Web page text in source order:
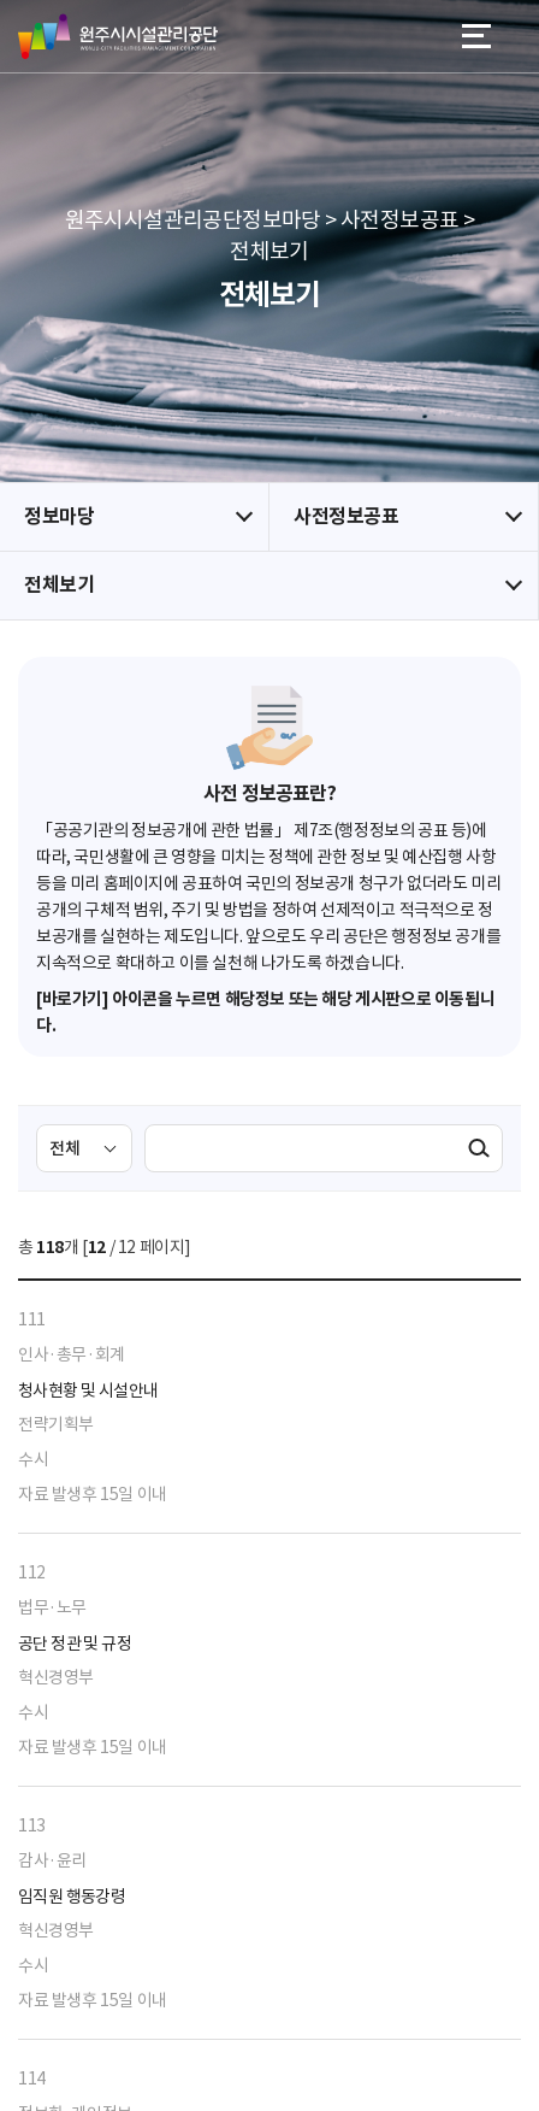
네
본문 바로가기
메뉴 바로가기
원
주
시
리
공
단
원주시시설관리공단정보마당 > 사전정보공표 >
전체보기
전체보기
정보마당 사전정보공표
전체보기
사전 정보공표란?
「공공기관의 정보공개에 관한 법률」 제7조(행정정보의 공표 등)에
따라, 국민생활에 큰 영향을 미치는 정책에 관한 정보 및 예산집행 사항
등을 미리 홈페이지에 공표하여 국민의 정보공개 청구가 없더라도 미리
공개의 구체적 범위, 주기 및 방법을 정하여 선제적이고 적극적으로 정
보공개를 실현하는 제도입니다. 앞으로도 우리 공단은 행정정보 공개를
지속적으로 확대하고 이를 실천해 나가도록 하겠습니다.
[바로가기] 아이콘을 누르면 해당정보 또는 해당 게시판으로 이동됩니
다.
검
색
선
택
색
검색실행
총 118개 [12 / 12 페이지]
111
인사·총무·회계
청사현황 및 시설안내
전략기획부
수시
자료 발생후 15일 이내
112
법무·노무
공단 정관 및 규정
혁신경영부
수시
자료 발생후 15일 이내
113
감사·윤리
임직원 행동강령
혁신경영부
수시
자료 발생후 15일 이내
114